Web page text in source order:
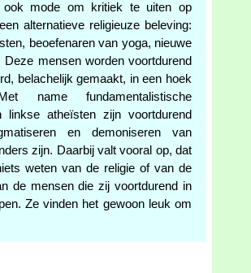
ook mode om kritiek te uiten op
alternatieve religieuze beleving:
beoefenaren van yoga, nieuwe
Deze mensen worden voortdurend
belachelijk gemaakt, in een hoek
name fundamentalistische
linkse atheïsten zijn voortdurend
en demoniseren van
zijn. Daarbij valt vooral op, dat
weten van de religie of van de
de mensen die zij voortdurend in
Ze vinden het gewoon leuk om